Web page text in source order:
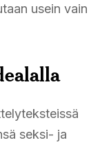
usein vain
seksi- ja